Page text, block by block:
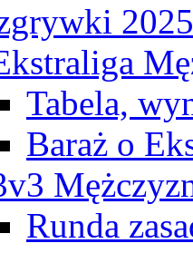
Tabela,
Baraż o
Runda